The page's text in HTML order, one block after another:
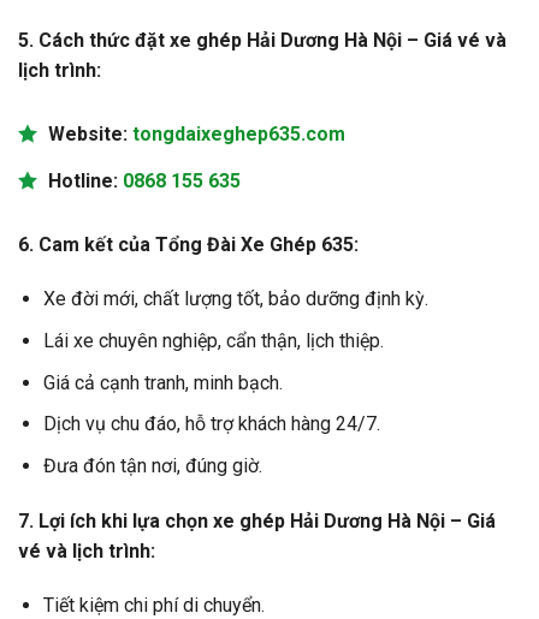
5. Cách thức đặt xe ghép Hải Dương Hà Nội – Giá vé và
lịch trình:
Website: tongdaixeghep635.com
Hotline: 0868 155 635
6. Cam kết của Tổng Đài Xe Ghép 635:
Xe đời mới, chất lượng tốt, bảo dưỡng định kỳ.
Lái xe chuyên nghiệp, cẩn thận, lịch thiệp.
Giá cả cạnh tranh, minh bạch.
Dịch vụ chu đáo, hỗ trợ khách hàng 24/7.
Đưa đón tận nơi, đúng giờ.
7. Lợi ích khi lựa chọn xe ghép Hải Dương Hà Nội – Giá
vé và lịch trình:
Tiết kiệm chi phí di chuyển.